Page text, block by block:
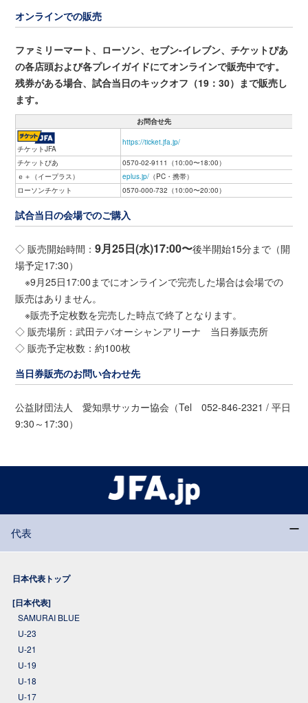
オンラインでの販売
ファミリーマート、ローソン、セブン-イレブン、チケットぴあ
の各店頭および各プレイガイドにてオンラインで販売中です。
残券がある場合、試合当日のキックオフ（19：30）まで販売し
ます。
お問合せ先
チケットJFA
https://ticket.jfa.jp/
チケットぴあ
0570-02-9111（10:00〜18:00）
ｅ＋（イープラス）
eplus.jp/ （PC・携帯）
ローソンチケット
0570-000-732（10:00〜20:00）
試合当日の会場でのご購入
◇ 販売開始時間：9月25日(水)17:00〜後半開始15分まで（開
場予定17:30）
※9月25日17:00までにオンラインで完売した場合は会場での
販売はありません。
※販売予定枚数を完売した時点で終了となります。
◇ 販売場所：武田テバオーシャンアリーナ 当日券販売所
◇ 販売予定枚数：約100枚
当日券販売のお問い合わせ先
公益財団法人 愛知県サッカー協会（Tel 052-846-2321 / 平日
9:30～17:30）
代表
日本代表トップ
[日本代表]
SAMURAI BLUE
U-23
U-21
U-19
U-18
U-17